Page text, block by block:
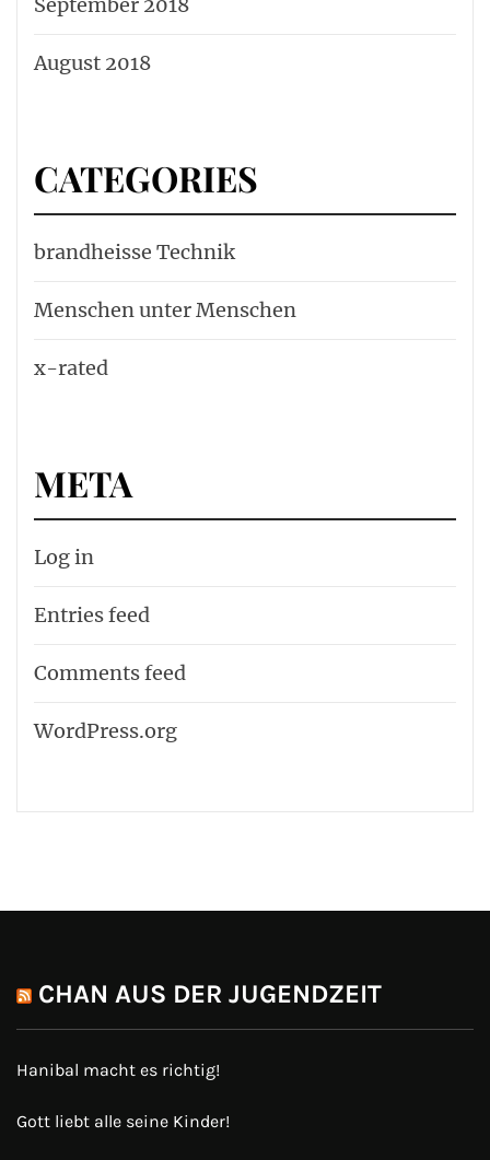
August 2018
CATEGORIES
brandheisse Technik
Menschen unter Menschen
x-rated
META
Log in
Entries feed
Comments feed
WordPress.org
CHAN AUS DER JUGENDZEIT
Hanibal macht es richtig!
Gott liebt alle seine Kinder!